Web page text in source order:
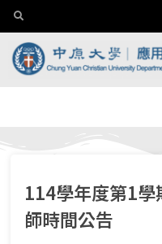
114學年度第1學
師時間公告